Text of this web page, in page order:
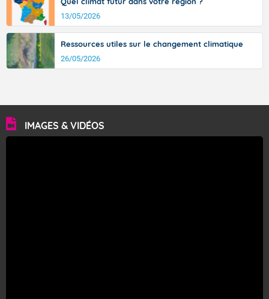
13/05/2026
Ressources utiles sur le changement climatique
26/05/2026
IMAGES & VIDÉOS